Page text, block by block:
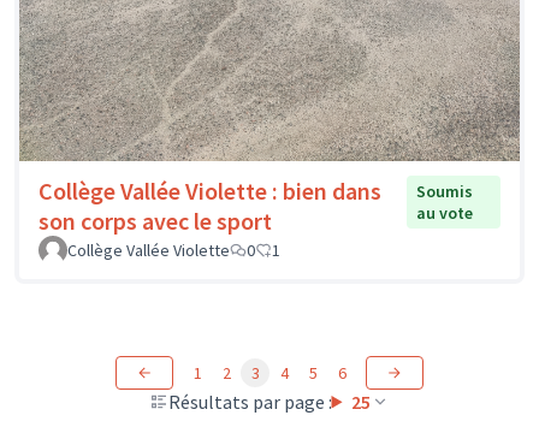
Collège Vallée Violette : bien dans
son corps avec le sport
Soumis
au vote
Collège Vallée Violette
0 1
Résultats par page : 25
1 2 3 4 5 6